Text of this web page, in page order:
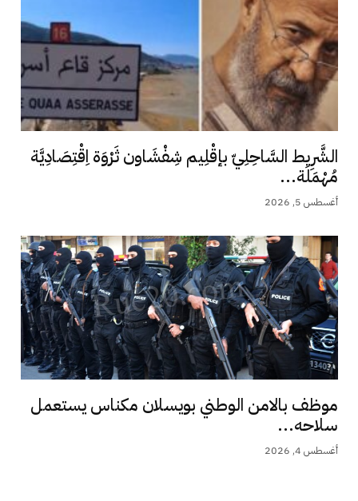
الشَّرِيط السَّاحِلِيّ بإقْلِيم شِفْشَاون ثَرْوَة اِقْتِصَادِيَّة
مُهْمَلَة...
أغسطس 5, 2026
موظف بالامن الوطني بويسلان مكناس يستعمل
سلاحه...
أغسطس 4, 2026